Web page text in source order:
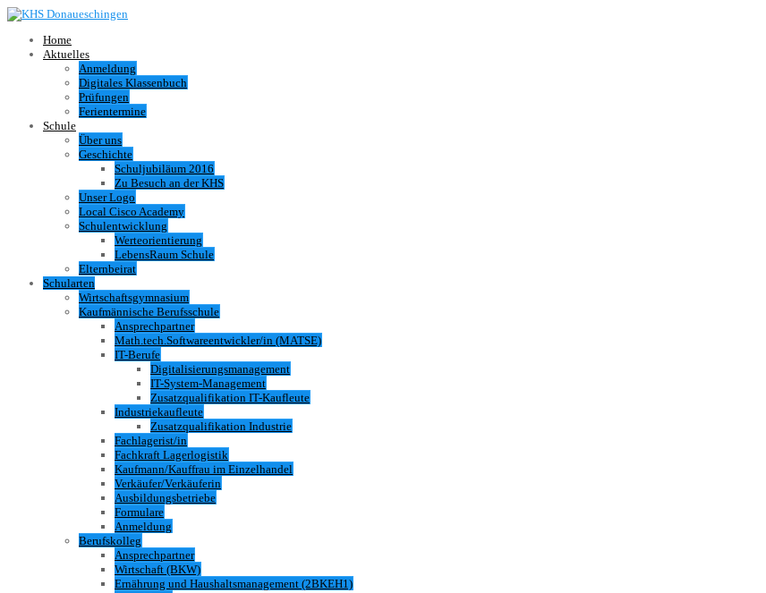
Home
Aktuelles
Anmeldung
Digitales Klassenbuch
Prüfungen
Ferientermine
Schule
Über uns
Geschichte
Schuljubiläum 2016
Zu Besuch an der KHS
Unser Logo
Local Cisco Academy
Schulentwicklung
Werteorientierung
LebensRaum Schule
Elternbeirat
Schularten
Wirtschaftsgymnasium
Kaufmännische Berufsschule
Ansprechpartner
Math.tech.Softwareentwickler/in (MATSE)
IT-Berufe
Digitalisierungsmanagement
IT-System-Management
Zusatzqualifikation IT-Kaufleute
Industriekaufleute
Zusatzqualifikation Industrie
Fachlagerist/in
Fachkraft Lagerlogistik
Kaufmann/Kauffrau im Einzelhandel
Verkäufer/Verkäuferin
Ausbildungsbetriebe
Formulare
Anmeldung
Berufskolleg
Ansprechpartner
Wirtschaft (BKW)
Ernährung und Haushaltsmanagement (2BKEH1)